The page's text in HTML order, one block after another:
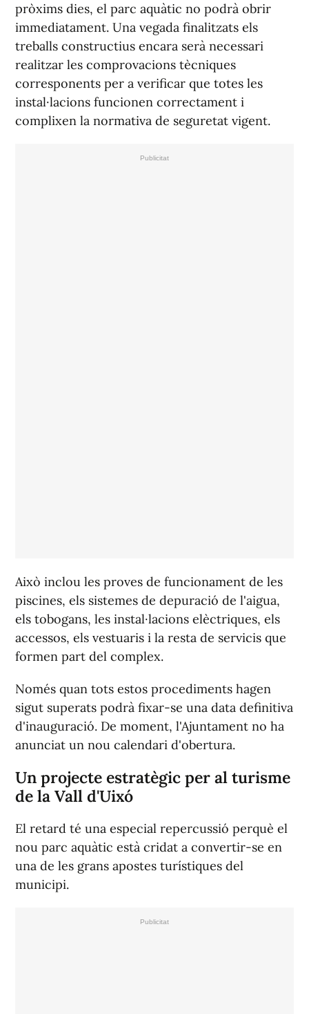
pròxims dies, el parc aquàtic no podrà obrir
immediatament. Una vegada finalitzats els
treballs constructius encara serà necessari
realitzar les comprovacions tècniques
corresponents per a verificar que totes les
instal·lacions funcionen correctament i
complixen la normativa de seguretat vigent.
Això inclou les proves de funcionament de les
piscines, els sistemes de depuració de l'aigua,
els tobogans, les instal·lacions elèctriques, els
accessos, els vestuaris i la resta de servicis que
formen part del complex.
Només quan tots estos procediments hagen
sigut superats podrà fixar-se una data definitiva
d'inauguració. De moment, l'Ajuntament no ha
anunciat un nou calendari d'obertura.
Un projecte estratègic per al turisme
de la Vall d'Uixó
El retard té una especial repercussió perquè el
nou parc aquàtic està cridat a convertir-se en
una de les grans apostes turístiques del
municipi.